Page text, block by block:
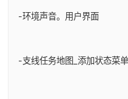
-环境声音。用户界面
-支线任务地图_添加状态菜